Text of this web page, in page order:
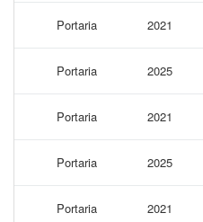
Portaria 2021
Portaria 2025
Portaria 2021
Portaria 2025
Portaria 2021